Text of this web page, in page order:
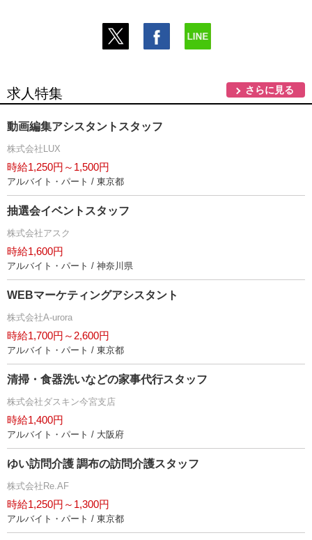
求人特集 さらに見る
動画編集アシスタントスタッフ
株式会社LUX
時給1,250円～1,500円
アルバイト・パート / 東京都
抽選会イベントスタッフ
株式会社アスク
時給1,600円
アルバイト・パート / 神奈川県
WEBマーケティングアシスタント
株式会社A-urora
時給1,700円～2,600円
アルバイト・パート / 東京都
清掃・食器洗いなどの家事代行スタッフ
株式会社ダスキン今宮支店
時給1,400円
アルバイト・パート / 大阪府
ゆい訪問介護 調布の訪問介護スタッフ
株式会社Re.AF
時給1,250円～1,300円
アルバイト・パート / 東京都